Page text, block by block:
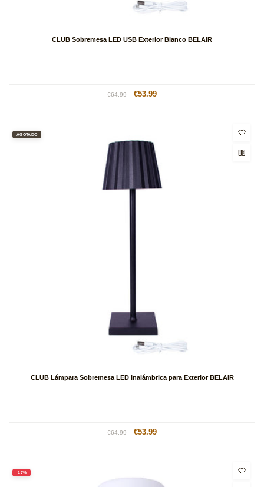
CLUB Sobremesa LED USB Exterior Blanco BELAIR
Precio
€64.99
Precio
€53.99
AGOTADO
CLUB Lámpara Sobremesa LED Inalámbrica para Exterior BELAIR
Precio
€64.99
Precio
€53.99
-17%